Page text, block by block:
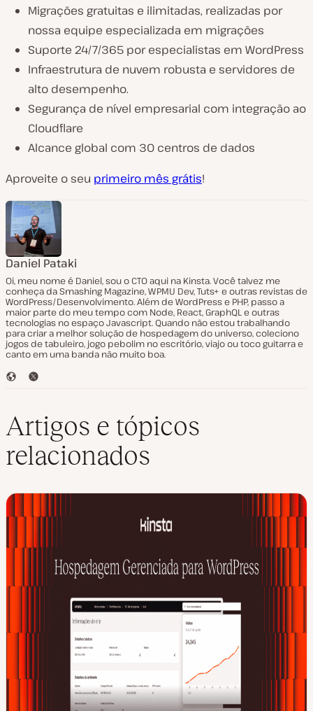
Migrações gratuitas e ilimitadas, realizadas por
nossa equipe especializada em migrações
Suporte 24/7/365 por especialistas em WordPress
Infraestrutura de nuvem robusta e servidores de
alto desempenho.
Segurança de nível empresarial com integração ao
Cloudflare
Alcance global com 30 centros de dados
Aproveite o seu primeiro mês grátis!
Daniel Pataki
Oi, meu nome é Daniel, sou o CTO aqui na Kinsta. Você talvez me
conheça da Smashing Magazine, WPMU Dev, Tuts+ e outras revistas de
WordPress/Desenvolvimento. Além de WordPress e PHP, passo a
maior parte do meu tempo com Node, React, GraphQL e outras
tecnologias no espaço Javascript. Quando não estou trabalhando
para criar a melhor solução de hospedagem do universo, coleciono
jogos de tabuleiro, jogo pebolim no escritório, viajo ou toco guitarra e
canto em uma banda não muito boa.
S
T
t
e
Artigos e tópicos
relacionados